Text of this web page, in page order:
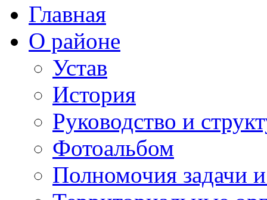
Главная
О районе
Устав
История
Руководство и
Фотоальбом
Полномочия задачи